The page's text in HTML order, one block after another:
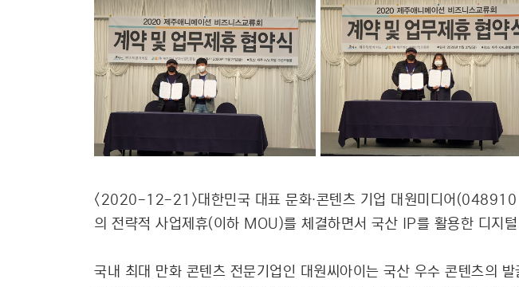
<2020-12-21>대한민국 대표 문화∙콘텐츠 기업 대원미디어(048910
의 전략적 사업제휴(이하 MOU)를 체결하면서 국산 IP를 활용한 디지
국내 최대 만화 콘텐츠 전문기업인 대원씨아이는 국산 우수 콘텐츠의